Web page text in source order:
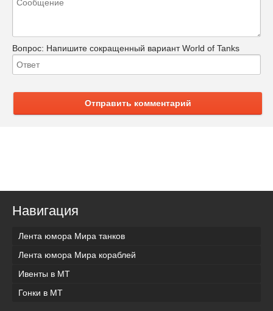
Вопрос: Напишите сокращенный вариант World of Tanks
Отправить комментарий
Навигация
Лента юмора Мира танков
Лента юмора Мира кораблей
Ивенты в МТ
Гонки в МТ